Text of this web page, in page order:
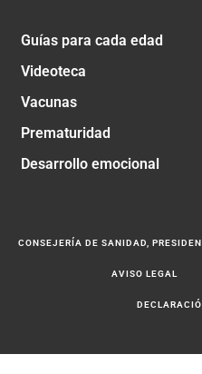
Guías para cada edad
Videoteca
Vacunas
Prematuridad
Desarrollo emocional
CONSEJERÍA DE SANIDAD,
AVISO LEGAL